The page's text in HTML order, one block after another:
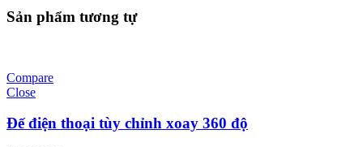
Sản phẩm tương tự
Compare
Close
Đế điện thoại tùy chỉnh xoay 360 độ